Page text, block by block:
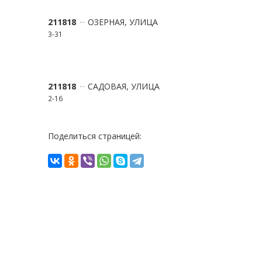
211818 ОЗЕРНАЯ, УЛИЦА
3-31
211818 САДОВАЯ, УЛИЦА
2-16
Поделиться страницей: